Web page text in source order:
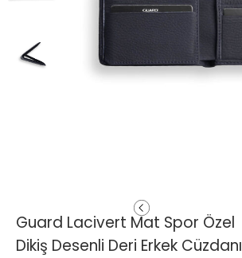
Guard Lacivert Mat Spor Özel
Dikiş Desenli Deri Erkek Cüzdanı